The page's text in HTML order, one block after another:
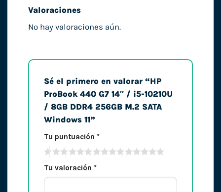
Valoraciones
No hay valoraciones aún.
Sé el primero en valorar “HP
ProBook 440 G7 14″ / i5-10210U
/ 8GB DDR4 256GB M.2 SATA
Windows 11”
Tu puntuación *
Tu valoración *